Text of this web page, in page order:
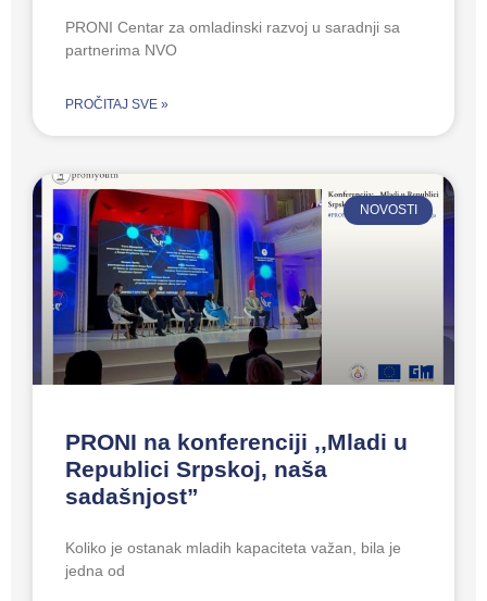
PRONI Centar za omladinski razvoj u saradnji sa
partnerima NVO
PROČITAJ SVE »
NOVOSTI
PRONI na konferenciji ,,Mladi u
Republici Srpskoj, naša
sadašnjost”
Koliko je ostanak mladih kapaciteta važan, bila je
jedna od